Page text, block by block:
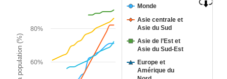
Line chart with 9 lines.
The chart has 1 X axis displaying categories.
The chart has 1 Y axis displaying Proportion de la
Monde
Asie centrale et
Asie du Sud
Asie de l’Est et
Asie du Sud-Est
Europe et
Amérique du
60%
80%